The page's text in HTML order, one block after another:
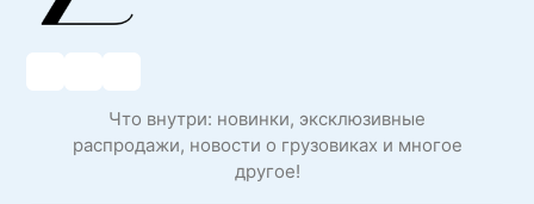
Что внутри: новинки, эксклюзивные
распродажи, новости о грузовиках и многое
другое!